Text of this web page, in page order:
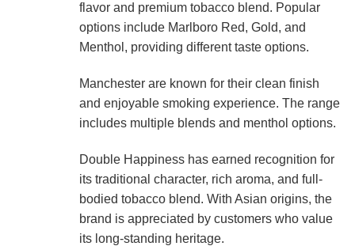
flavor and premium tobacco blend. Popular
options include Marlboro Red, Gold, and
Menthol, providing different taste options.
Manchester are known for their clean finish
and enjoyable smoking experience. The range
includes multiple blends and menthol options.
Double Happiness has earned recognition for
its traditional character, rich aroma, and full-
bodied tobacco blend. With Asian origins, the
brand is appreciated by customers who value
its long-standing heritage.